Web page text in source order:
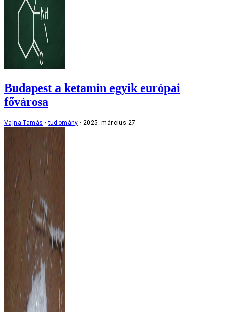
Budapest a ketamin egyik európai
fővárosa
Vajna Tamás tudomány 2025. március 27.